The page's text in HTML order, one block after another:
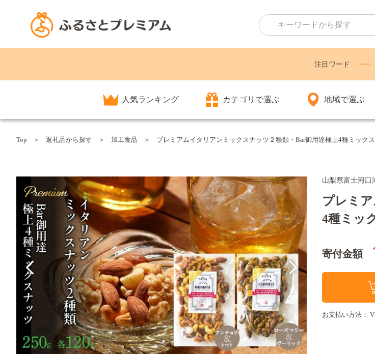
注目ワード
人気ランキング カテゴリで選ぶ 地域で選ぶ
Top 返礼品から探す 加工食品 プレミアムイタリアンミックスナッツ２種類・Bar御用達極上4種ミック
山梨県富士河口
プレミ
4種ミッ
寄付金額
お支払い方法：